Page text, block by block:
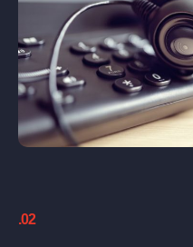
.02